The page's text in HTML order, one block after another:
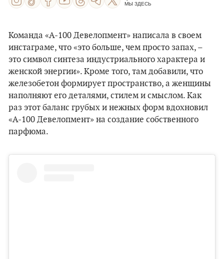
МЫ ЗДЕСЬ
Команда «А-100 Девелопмент» написала в своем
инстаграме, что «это больше, чем просто запах, –
это символ синтеза индустриального характера и
женской энергии». Кроме того, там добавили, что
железобетон формирует пространство, а женщины
наполняют его деталями, стилем и смыслом. Как
раз этот баланс грубых и нежных форм вдохновил
«А-100 Девелопмент» на создание собственного
парфюма.